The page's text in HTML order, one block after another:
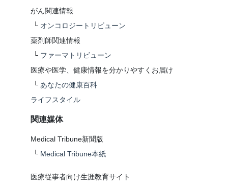
がん関連情報
└ オンコロジートリビューン
薬剤師関連情報
└ ファーマトリビューン
医療や医学、健康情報を分かりやすくお届け
└ あなたの健康百科
ライフスタイル
関連媒体
Medical Tribune新聞版
└ Medical Tribune本紙
医療従事者向け生涯教育サイト